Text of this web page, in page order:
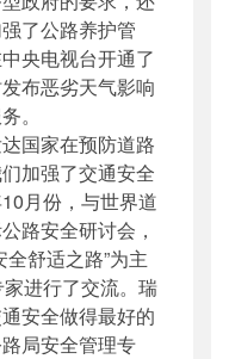
了公路养护管
央电视台开通了
布恶劣天气影响
。
国家在预防道路
加强了交通安全
月份，与世界道
路安全研讨会，
舒适之路”为主
进行了交流。瑞
安全做得最好的
局安全管理专